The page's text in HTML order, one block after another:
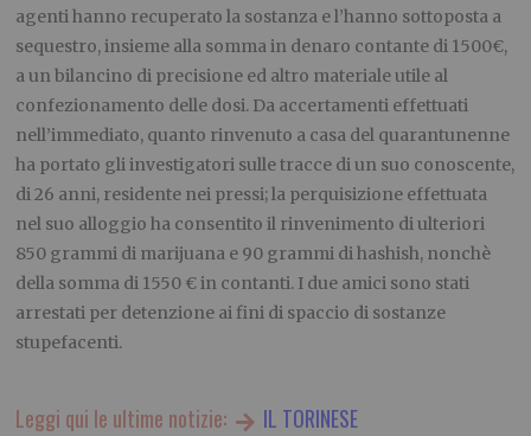
agenti hanno recuperato la sostanza e l’hanno sottoposta a
sequestro, insieme alla somma in denaro contante di 1500€,
a un bilancino di precisione ed altro materiale utile al
confezionamento delle dosi. Da accertamenti effettuati
nell’immediato, quanto rinvenuto a casa del quarantunenne
ha portato gli investigatori sulle tracce di un suo conoscente,
di 26 anni, residente nei pressi; la perquisizione effettuata
nel suo alloggio ha consentito il rinvenimento di ulteriori
850 grammi di marijuana e 90 grammi di hashish, nonchè
della somma di 1550 € in contanti. I due amici sono stati
arrestati per detenzione ai fini di spaccio di sostanze
stupefacenti.
Leggi qui le ultime notizie: IL TORINESE